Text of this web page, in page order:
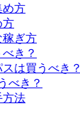
め方
方
稼ぎ方
き？
は買うべき？
べき？
方法